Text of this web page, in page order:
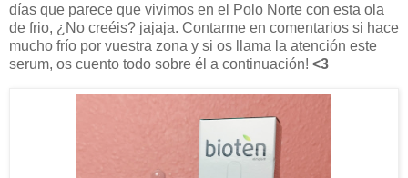
días que parece que vivimos en el Polo Norte con esta ola
de frio, ¿No creéis? jajaja. Contarme en comentarios si hace
mucho frío por vuestra zona y si os llama la atención este
serum, os cuento todo sobre él a continuación! <3